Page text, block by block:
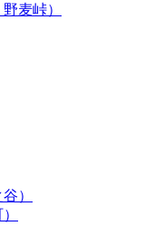
麦峠）
）